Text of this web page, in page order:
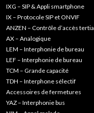
IXG – SIP & Appli smartphone
IX – Protocole SIP et ONVIF
ANZEN – Contrôle d’accès
AX – Analogique
LEM – Interphonie de bureau
LEF – Interphonie de bureau
TCM – Grande capacité
TDH – Interphone sélectif
Accessoires de fermetures
YAZ – Interphonie bus